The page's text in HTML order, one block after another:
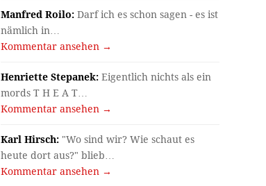
Manfred Roilo: Darf ich es schon sagen - es ist
nämlich in…
Kommentar ansehen →
Henriette Stepanek: Eigentlich nichts als ein
mords T H E A T…
Kommentar ansehen →
Karl Hirsch: "Wo sind wir? Wie schaut es
heute dort aus?" blieb…
Kommentar ansehen →